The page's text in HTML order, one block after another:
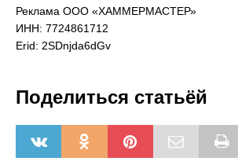
Реклама ООО «ХАММЕРМАСТЕР»
ИНН: 7724861712
Erid: 2SDnjda6dGv
Поделиться статьёй